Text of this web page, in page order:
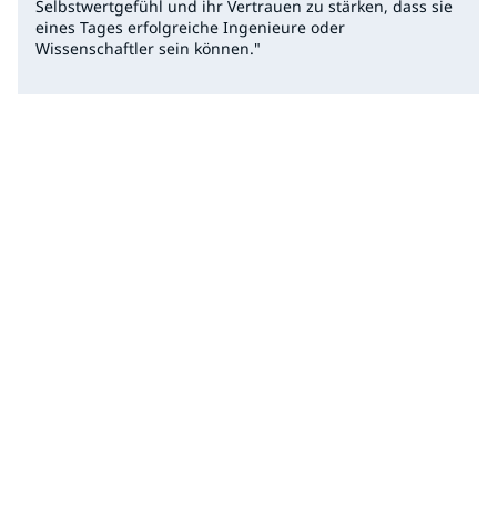
Selbstwertgefühl und ihr Vertrauen zu stärken, dass sie
eines Tages erfolgreiche Ingenieure oder
Wissenschaftler sein können."